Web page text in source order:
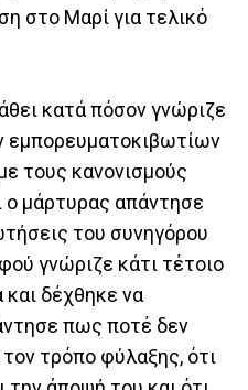
στο Μαρί για τελικό
κατά πόσον γνώριζε
εμπορευματοκιβωτίων
τους κανονισμούς
μάρτυρας απάντησε
του συνηγόρου
γνώριζε κάτι τέτοιο
και δέχθηκε να
πως ποτέ δεν
τρόπο φύλαξης, ότι